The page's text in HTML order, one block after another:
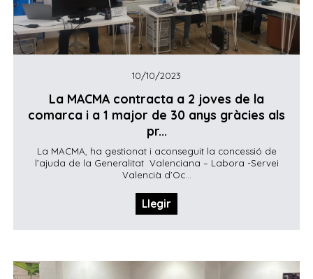
10/10/2023
La MACMA contracta a 2 joves de la
comarca i a 1 major de 30 anys gràcies als
pr...
La MACMA, ha gestionat i aconseguit la concessió de
l’ajuda de la Generalitat Valenciana – Labora -Servei
Valencià d’Oc...
Llegir